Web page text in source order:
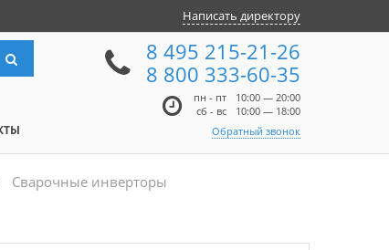
Написать директору
8 495 215-21-26
8 800 333-60-35
пн - пт
10:00 — 20:00
сб - вс
10:00 — 18:00
Обратный звонок
Сварочные инверторы